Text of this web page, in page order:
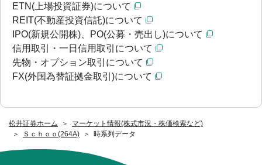
松井証券ホーム
マーケット情報(株式市況・株価検索など)
Ｓｃｈｏｏ(264A)
時系列データ
ETN(上場投資証券)について
REIT(不動産投資信託)について
IPO(新規公開株)、PO(公募・売出し)について
信用取引・一日信用取引について
先物・オプション取引について
FX(外国為替証拠金取引)について